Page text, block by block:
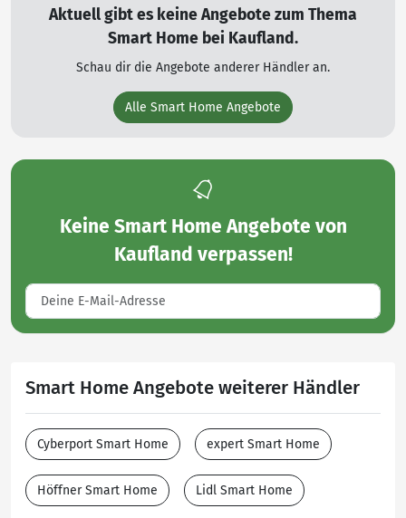
Aktuell gibt es keine Angebote zum Thema
Smart Home bei Kaufland.
Schau dir die Angebote anderer Händler an.
Alle Smart Home Angebote
Keine Smart Home Angebote von
Kaufland verpassen!
Smart Home Angebote weiterer Händler
Cyberport Smart Home expert Smart Home
Höffner Smart Home Lidl Smart Home